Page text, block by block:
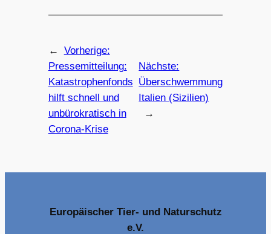
←
Vorherige:
Pressemitteilung:
Katastrophenfonds
hilft schnell und
unbürokratisch in
Corona-Krise
Nächste:
Überschwemmung
Italien (Sizilien)
→
Europäischer Tier- und Naturschutz
e.V.